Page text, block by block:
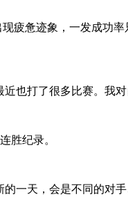
惫迹象，一发成功
也打了很多比赛。我
胜纪录。
一天，会是不同的对手